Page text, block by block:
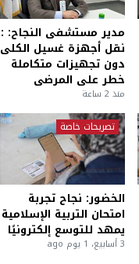
مدير مستشفى النجاح: :
نقل أجهزة غسيل الكلى
دون تجهيزات متكاملة
خطر على المرضى
منذ 2 ساعة
تصريحات خاصة
الخضور: نجاح تجربة
امتحان التربية الإسلامية
يمهد للتوسع إلكترونيًا
3 أسابيع، 1 يوم ago